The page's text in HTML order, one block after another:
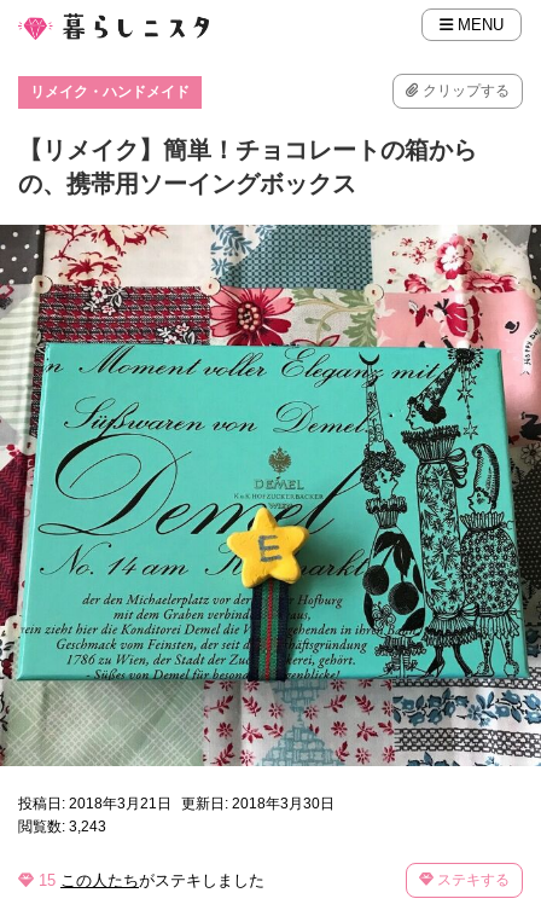
MENU
リメイク・ハンドメイド クリップする
【リメイク】簡単！チョコレートの箱から
の、携帯用ソーイングボックス
投稿日: 2018年3月21日
更新日: 2018年3月30日
閲覧数: 3,243
15 この人たちがステキしました ステキする